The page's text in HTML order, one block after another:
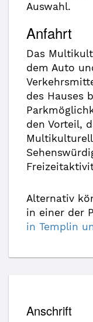
Auswahl.
Anfahrt
Das
dem Auto
des Hauses
den Vorteil,
Alternativ
in einer der
in Templin
Anschrift